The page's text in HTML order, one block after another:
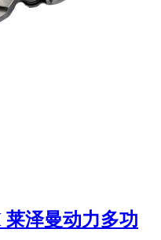
莱泽曼动力多功